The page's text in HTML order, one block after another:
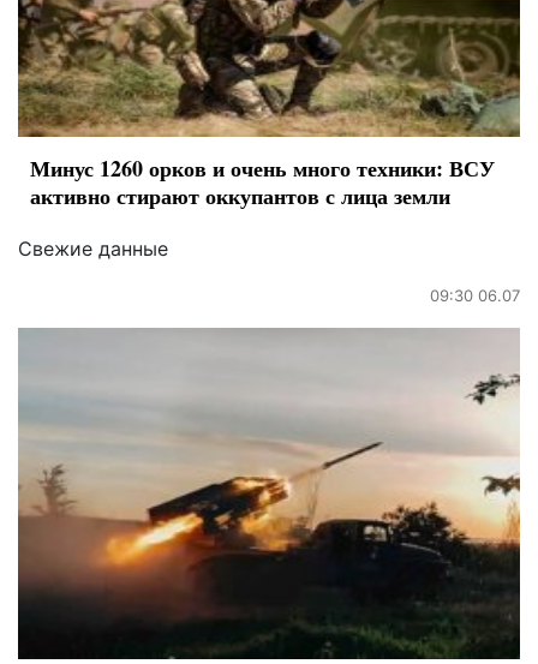
Минус 1260 орков и очень много техники: ВСУ
активно стирают оккупантов с лица земли
Свежие данные
09:30 06.07